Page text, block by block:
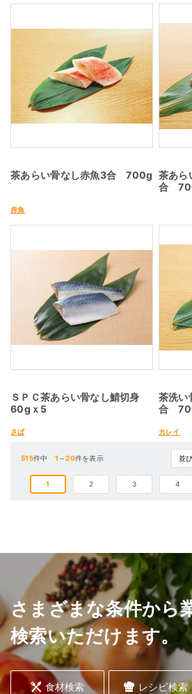
茶あらい骨なし赤魚3合 700g
赤魚
茶あら
合
ＳＰＣ茶あらい骨なし鯖切身
60gｘ5
さば
茶洗い
合
カレイ
515件中 1 ～20件を表示
1 2 3 4
さまざまな条件から
検索いただけます。
食材検索 レシピ検索